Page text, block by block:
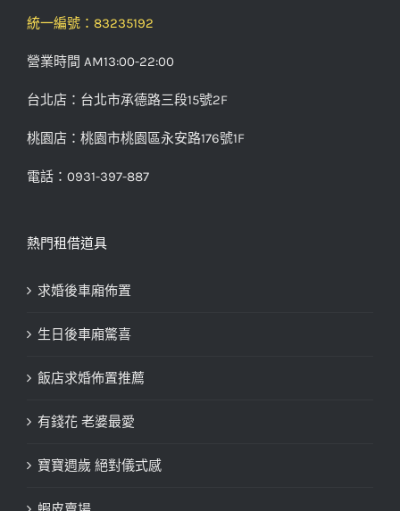
統一編號：83235192
營業時間 AM13:00-22:00
台北店：台北市承德路三段15號2F
桃園店：桃園市桃園區永安路176號1F
電話：0931-397-887
熱門租借道具
求婚後車廂佈置
生日後車廂驚喜
飯店求婚佈置推薦
有錢花 老婆最愛
寶寶週歲 絕對儀式感